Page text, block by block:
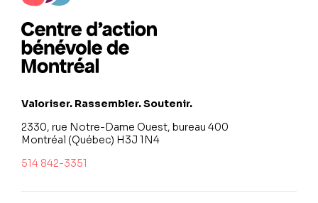
Valoriser. Rassembler. Soutenir.
2330, rue Notre-Dame Ouest, bureau 400
Montréal (Québec) H3J 1N4
514 842-3351